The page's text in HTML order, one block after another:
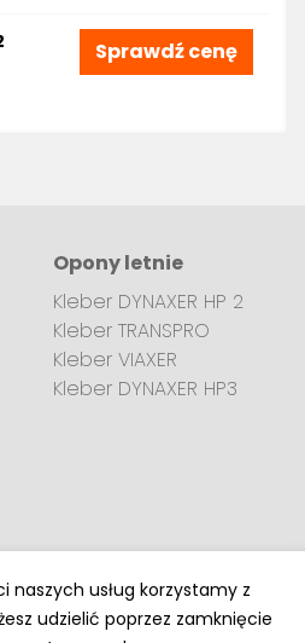
Sprawdź cenę
Opony letnie
Kleber DYNAXER HP 2
Kleber TRANSPRO
Kleber VIAXER
Kleber DYNAXER HP3
naszych usług korzystamy z
udzielić poprzez zamknięcie